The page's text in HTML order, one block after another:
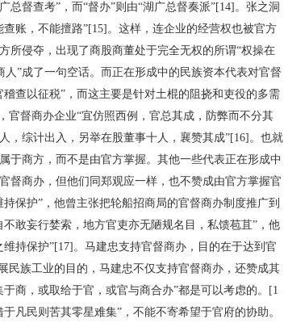
督查考”，而“督办”则由“湖广总督奏派”[14]。张之洞
账，不能擅路”[15]。这样，连企业的经营权也被官方
所侵夺，出现了商股商董处于完全无权的所谓“权操在
人”成了一句空话。而正在形成中的民族资本代表对官督
查以征税”，而这主要是针对土棍的阻挠和吏役的多需
官督商办企业“宜仿照西例，官总其成，防弊而不分其
，综计出入，另举在股董事十人，襄赞其成”[16]。也就
于商方，而不是由官方掌握。其他一些代表正在形成中
督商办，但他们同郑观应一样，也不赞成由官方掌握官
保护”，他曾主张把轮船招商局的官督商办制度推广到
敢妄行婪索，地方官吏亦无陋规名目，私馈苞苴”，他
持保护”[17]。马建忠支持官督商办，目的在于达到官
民族工业的目的，马建忠不仅支持官督商办，还赞成其
商，或取给于官，或官与商合办”都是可以考虑的。[1
凡民则苦其零星难集”，不能不寄希望于官府的协助。